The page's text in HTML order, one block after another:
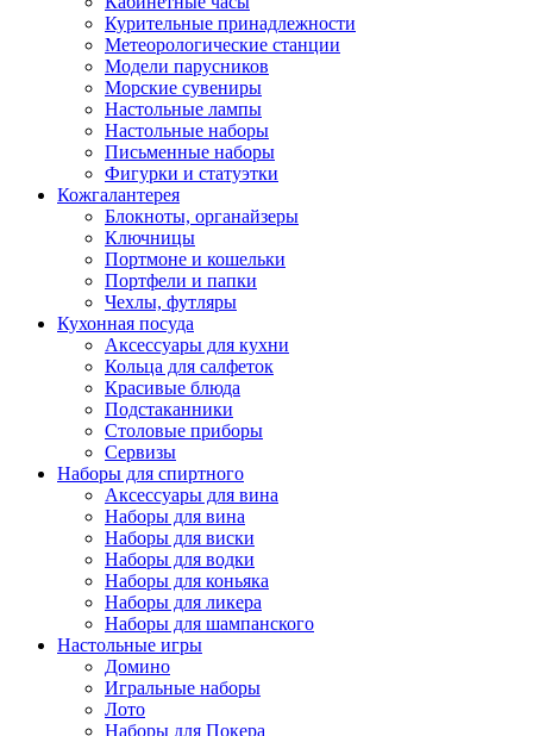
Курительные принадлежности
Метеорологические станции
Модели парусников
Морские сувениры
Настольные лампы
Настольные наборы
Письменные наборы
Фигурки и статуэтки
Кожгалантерея
Блокноты, органайзеры
Ключницы
Портмоне и кошельки
Портфели и папки
Чехлы, футляры
Кухонная посуда
Аксессуары для кухни
Кольца для салфеток
Красивые блюда
Подстаканники
Столовые приборы
Cервизы
Наборы для спиртного
Аксессуары для вина
Наборы для вина
Наборы для виски
Наборы для водки
Наборы для коньяка
Наборы для ликера
Наборы для шампанского
Настольные игры
Домино
Игральные наборы
Лото
Наборы для Покера